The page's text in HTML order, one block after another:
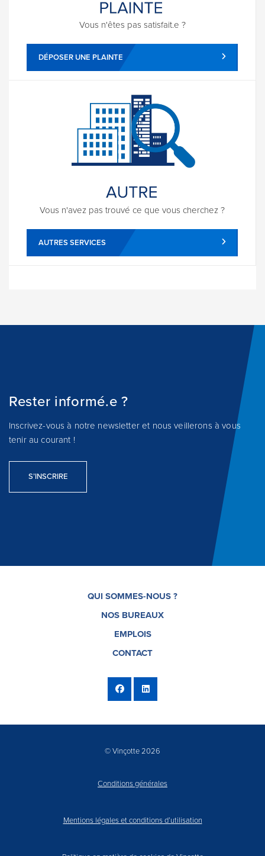
Vous n'êtes pas satisfait.e ?
DÉPOSER UNE PLAINTE
Vous n'avez pas trouvé ce que vous cherchez ?
AUTRES SERVICES
Rester informé.e ?
Inscrivez-vous à notre newsletter et nous veillerons à vous
tenir au courant !
S’INSCRIRE
QUI SOMMES-NOUS ?
NOS BUREAUX
EMPLOIS
CONTACT
© Vinçotte 2026
Conditions générales
Mentions légales et conditions d’utilisation